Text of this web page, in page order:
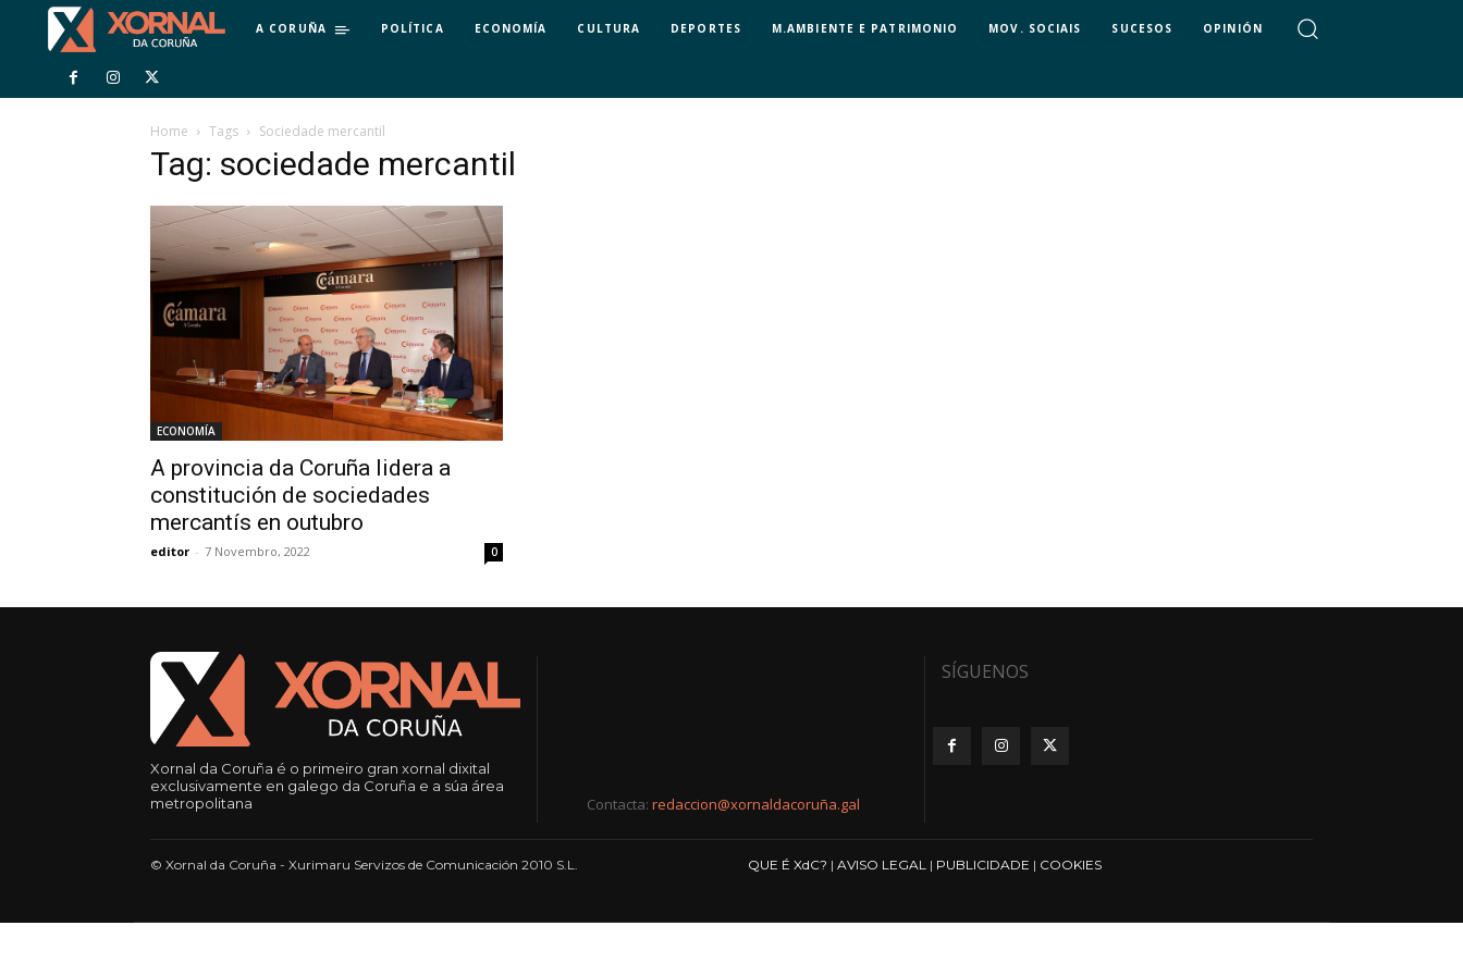
A CORUÑA POLÍTICA ECONOMÍA CULTURA DEPORTES M.AMBIENTE E PATRIMONIO MOV. SOCIAIS SUCESOS OPINIÓN
Home Tags Sociedade mercantil
Tag: sociedade mercantil
ECONOMÍA
A provincia da Coruña lidera a
constitución de sociedades
mercantís en outubro
editor - 7 Novembro, 2022 0
Xornal da Coruña é o primeiro gran xornal dixital
exclusivamente en galego da Coruña e a súa área
metropolitana
Contacta: redaccion@xornaldacoruña.gal
SÍGUENOS
© Xornal da Coruña - Xurimaru Servizos de Comunicación 2010 S.L. QUE É XdC? | AVISO LEGAL | PUBLICIDADE | COOKIES